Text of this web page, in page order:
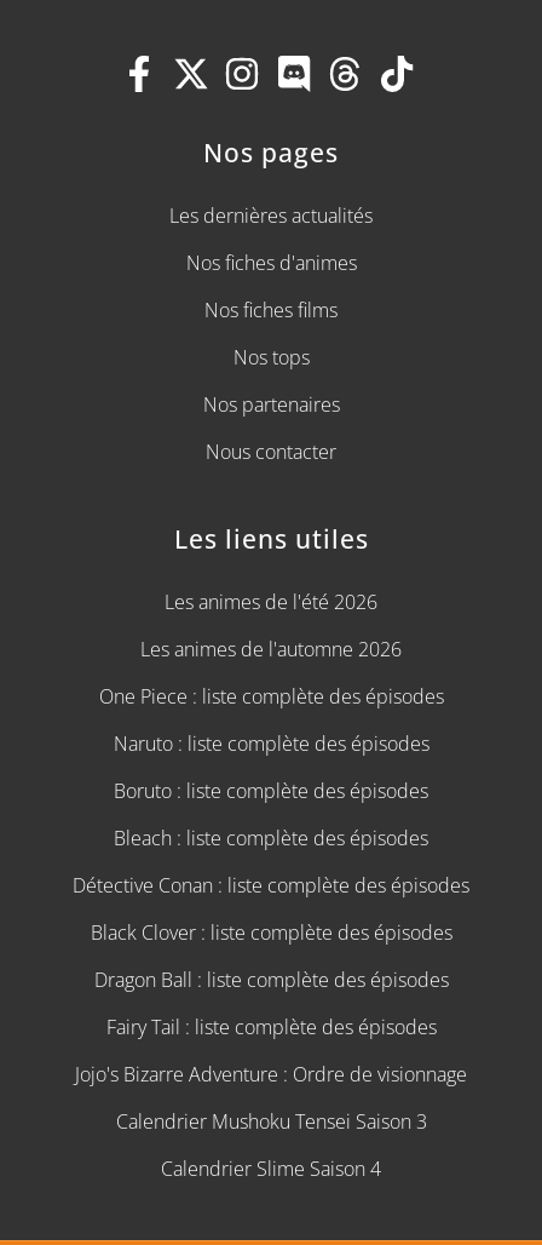
Nos pages
Les dernières actualités
Nos fiches d'animes
Nos fiches films
Nos tops
Nos partenaires
Nous contacter
Les liens utiles
Les animes de l'été 2026
Les animes de l'automne 2026
One Piece : liste complète des épisodes
Naruto : liste complète des épisodes
Boruto : liste complète des épisodes
Bleach : liste complète des épisodes
Détective Conan : liste complète des épisodes
Black Clover : liste complète des épisodes
Dragon Ball : liste complète des épisodes
Fairy Tail : liste complète des épisodes
Jojo's Bizarre Adventure : Ordre de visionnage
Calendrier Mushoku Tensei Saison 3
Calendrier Slime Saison 4